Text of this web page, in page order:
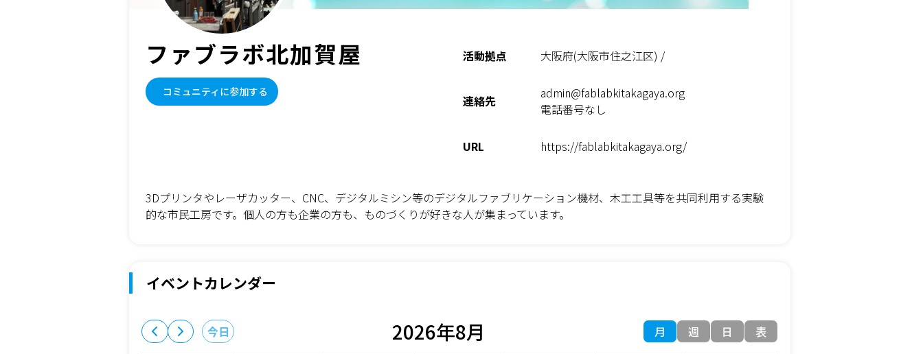
ファブラボ北加賀屋
コミュニティに参加する
活動拠点 大阪府(大阪市住之江区) /
連絡先
admin@fablabkitakagaya.org
電話番号なし
URL https://fablabkitakagaya.org/
3Dプリンタやレーザカッター、CNC、デジタルミシン等のデジタルファブリケーション機材、木工工具等を共同利用する実験
的な市民工房です。個人の方も企業の方も、ものづくりが好きな人が集まっています。
イベントカレンダー
今日 2026年8月 月 週 日
表